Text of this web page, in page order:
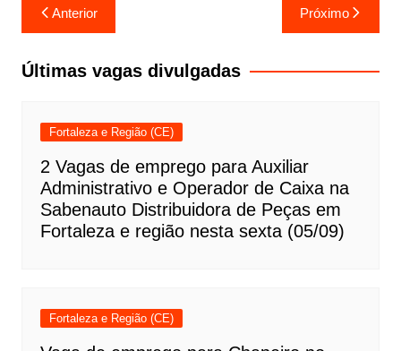
Navegação
de
Post
Anterior Próximo
Últimas vagas divulgadas
Fortaleza e Região (CE)
2 Vagas de emprego para Auxiliar
Administrativo e Operador de Caixa na
Sabenauto Distribuidora de Peças em
Fortaleza e região nesta sexta (05/09)
Fortaleza e Região (CE)